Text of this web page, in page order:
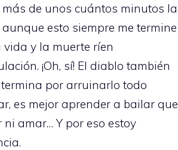
de unos cuántos minutos la
esto siempre me termine
y la muerte ríen
¡Oh, sí! El diablo también
por arruinarlo todo
es mejor aprender a bailar que
ni amar… Y por eso estoy